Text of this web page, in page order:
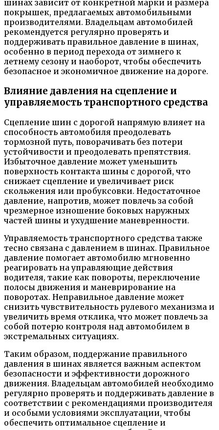
шинах зависит от конкретной марки и размера
покрышек, предлагаемых автомобильными
производителями. Владельцам автомобилей
рекомендуется регулярно проверять и
поддерживать правильное давление в шинах,
особенно в период перехода от зимнего к
летнему сезону и наоборот, чтобы обеспечить
безопасное и экономичное движение на дороге.
Влияние давления на сцепление и
управляемость транспортного средства
Сцепление шин с дорогой напрямую влияет на
способность автомобиля преодолевать
тормозной путь, поворачивать без потери
устойчивости и преодолевать препятствия.
Избыточное давление может уменьшить
поверхность контакта шины с дорогой, что
снижает сцепление и увеличивает риск
скольжения или пробуксовки. Недостаточное
давление, напротив, может повлечь за собой
чрезмерное изношение боковых наружных
частей шины и ухудшение маневренности.
Управляемость транспортного средства также
тесно связана с давлением в шинах. Правильное
давление помогает автомобилю мгновенно
реагировать на управляющие действия
водителя, такие как повороты, переключение
полосы движения и маневрирование на
поворотах. Неправильное давление может
снизить чувствительность рулевого механизма и
увеличить время отклика, что может повлечь за
собой потерю контроля над автомобилем в
экстремальных ситуациях.
Таким образом, поддержание правильного
давления в шинах является важным аспектом
безопасности и эффективности дорожного
движения. Владельцам автомобилей необходимо
регулярно проверять и поддерживать давление в
соответствии с рекомендациями производителя
и особыми условиями эксплуатации, чтобы
обеспечить оптимальное сцепление и